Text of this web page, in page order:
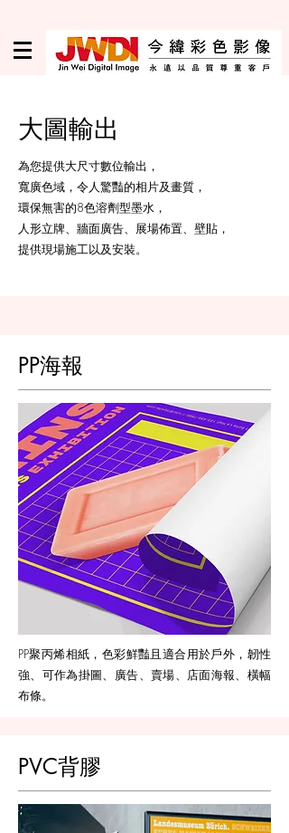
大圖輸出
為您提供大尺寸數位輸出，
寬廣色域，令人驚豔的相片及畫質，
​環保無害的8色溶劑型墨水，
人形立牌、牆面廣告、展場佈置、壁貼，
提供現場施工以及安裝。
PP海報
PP聚丙烯相紙，色彩鮮豔且適合用於戶外，韌性
強、可作為掛圖、廣告、賣場、店面海報、橫幅
布條。
PVC背膠